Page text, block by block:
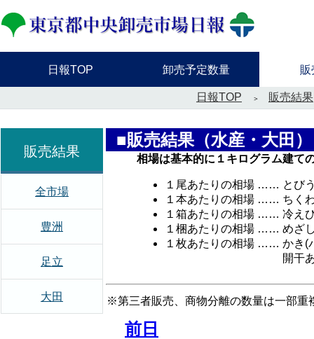
日報TOP 卸売予定数量 販
日報TOP 販売結果
■販売結果（水産・大田）
相場は基本的に１キログラム建て
１尾あたりの相場 …… とび
１本あたりの相場 …… ちく
１箱あたりの相場 …… 冷え
１梱あたりの相場 …… めざ
１枚あたりの相場 …… かき(
開干あじ，かま
※第三者販売、商物分離の数量は一部重
前日
販売結果
全市場
豊洲
足立
大田